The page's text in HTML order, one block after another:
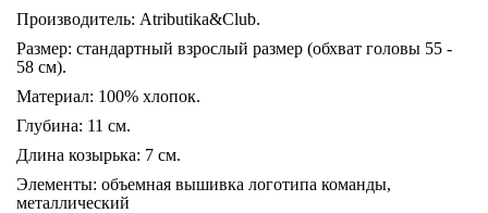
Производитель: Atributika&Club.
Размер: стандартный взрослый размер (обхват головы 55 -
58 см).
Материал: 100% хлопок.
Глубина: 11 см.
Длина козырька: 7 см.
Элементы: объемная вышивка логотипа команды,
металлический